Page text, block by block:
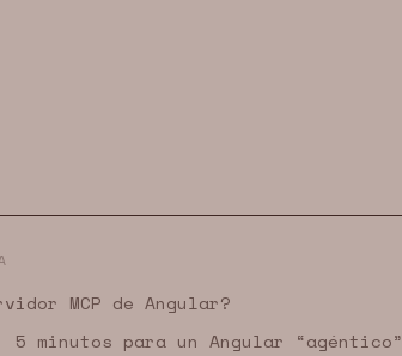
MCP de Angular?
5 minutos para un Angular “agéntico”